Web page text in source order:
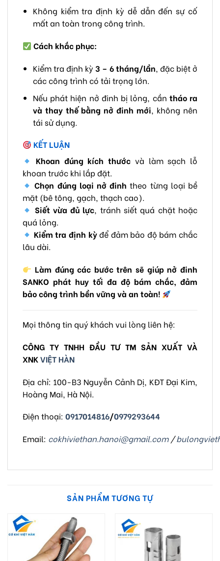
Không kiểm tra định kỳ dễ dẫn đến sự cố
mất an toàn trong công trình.
Cách khắc phục:
Kiểm tra định kỳ3 – 6 tháng/lần, đặc biệt ở
các công trình có tải trọng lớn.
Nếu phát hiện nở đinh bị lỏng, cần tháo ra
và thay thế bằng nở đinh mới, không nên
tái sử dụng.
KẾT LUẬN
Khoan đúng kích thước và làm sạch lỗ
khoan trước khi lắp đặt.
Chọn đúng loại nở đinh theo từng loại bề
mặt (bê tông, gạch, thạch cao).
Siết vừa đủ lực, tránh siết quá chặt hoặc
quá lỏng.
Kiểm tra định kỳđể đảm bảo độ bám chắc
lâu dài.
Làm đúng các bước trên sẽ giúp nở đinh
SANKO phát huy tối đa độ bám chắc, đảm
bảo công trình bền vững và an toàn!
Mọi thông tin quý khách vui lòng liên hệ:
CÔNG TY TNHH ĐẦU TƯ TM SẢN XUẤT VÀ
XNKVIỆT HÀN
Địa chỉ: 100-B3 Nguyễn Cảnh Dị, KĐT Đại Kim,
Hoàng Mai, Hà Nội.
Điện thoại: 0917014816/0979293644
Email: cokhiviethan.hanoi@gmail.com/
SẢN PHẨM TƯƠNG TỰ